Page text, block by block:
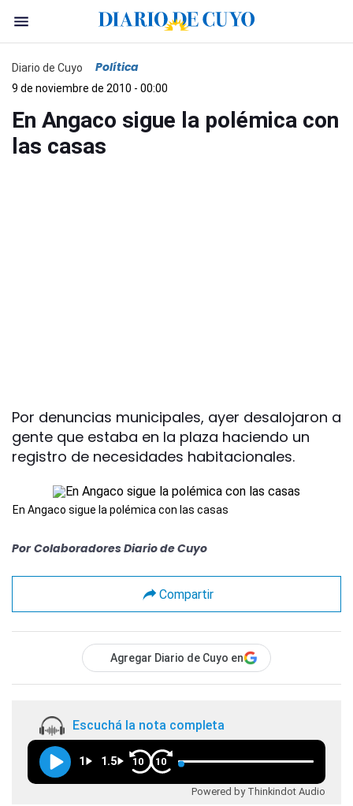
Diario de Cuyo Política
9 de noviembre de 2010 - 00:00
En Angaco sigue la polémica con
las casas
Por denuncias municipales, ayer desalojaron a
gente que estaba en la plaza haciendo un
registro de necesidades habitacionales.
En Angaco sigue la polémica con las casas
Por Colaboradores Diario de Cuyo
Compartir
Agregar Diario de Cuyo en
Escuchá la nota completa
1 1.5 10 10
Powered by Thinkindot Audio